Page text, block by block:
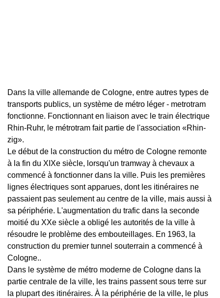
Dans la ville allemande de Cologne, entre autres types de
transports publics, un système de métro léger - metrotram
fonctionne. Fonctionnant en liaison avec le train électrique
Rhin-Ruhr, le métrotram fait partie de l'association «Rhin-
zig».
Le début de la construction du métro de Cologne remonte
à la fin du XIXe siècle, lorsqu'un tramway à chevaux a
commencé à fonctionner dans la ville. Puis les premières
lignes électriques sont apparues, dont les itinéraires ne
passaient pas seulement au centre de la ville, mais aussi à
sa périphérie. L'augmentation du trafic dans la seconde
moitié du XXe siècle a obligé les autorités de la ville à
résoudre le problème des embouteillages. En 1963, la
construction du premier tunnel souterrain a commencé à
Cologne..
Dans le système de métro moderne de Cologne dans la
partie centrale de la ville, les trains passent sous terre sur
la plupart des itinéraires. À la périphérie de la ville, le plus